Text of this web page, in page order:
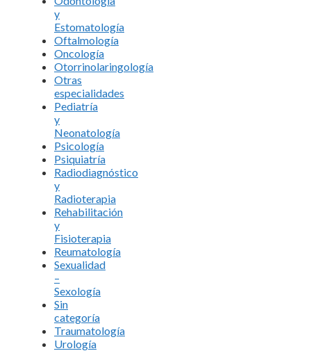
y
Estomatología
Oftalmología
Oncología
Otorrinolaringología
Otras
especialidades
Pediatría
y
Neonatología
Psicología
Psiquiatría
Radiodiagnóstico
y
Radioterapia
Rehabilitación
y
Fisioterapia
Reumatología
Sexualidad
–
Sexología
Sin
categoría
Traumatología
Urología